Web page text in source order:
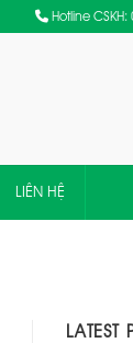
Hotline
LIÊN HỆ
LATEST